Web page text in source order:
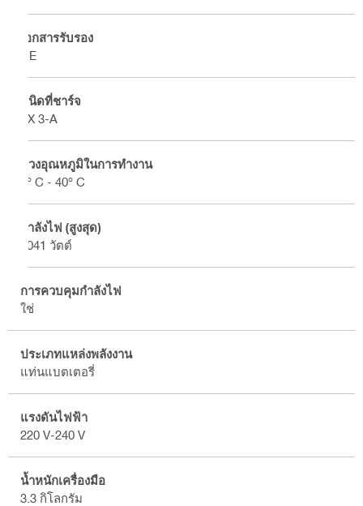
เอกสารรับรอง
CE
ชนิดที่ชาร์จ
FX 3-A
ช่วงอุณหภูมิในการทำงาน
4° C - 40° C
กำลังไฟ (สูงสุด)
1041 วัตต์
การควบคุมกำลังไฟ
ใช่
ประเภทแหล่งพลังงาน
แท่นแบตเตอรี่
แรงดันไฟฟ้า
220 V-240 V
น้ำหนักเครื่องมือ
3.3 กิโลกรัม